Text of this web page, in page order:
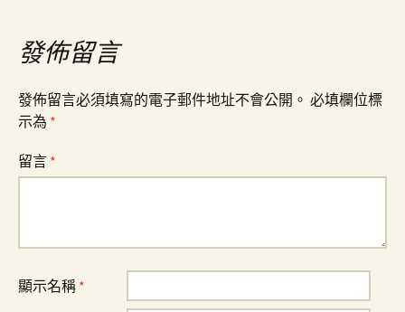
覽發佈留言
發佈留言必須填寫的電子郵件地址不會公開。 必填欄位標
示為 *
留言 *
顯示名稱 *